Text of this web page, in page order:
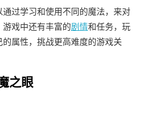
过学习和使用不同的魔法，来对
戏中还有丰富的剧情和任务，玩
属性，挑战更高难度的游戏关
之眼